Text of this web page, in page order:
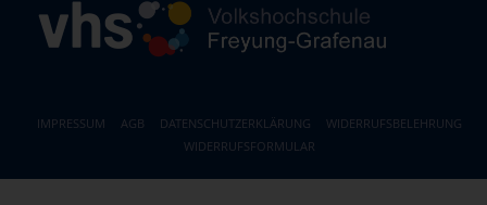
IMPRESSUM AGB DATENSCHUTZERKLÄRUNG
WIDERRUFSBELEHRUNG
WIDERRUFSFORMULAR